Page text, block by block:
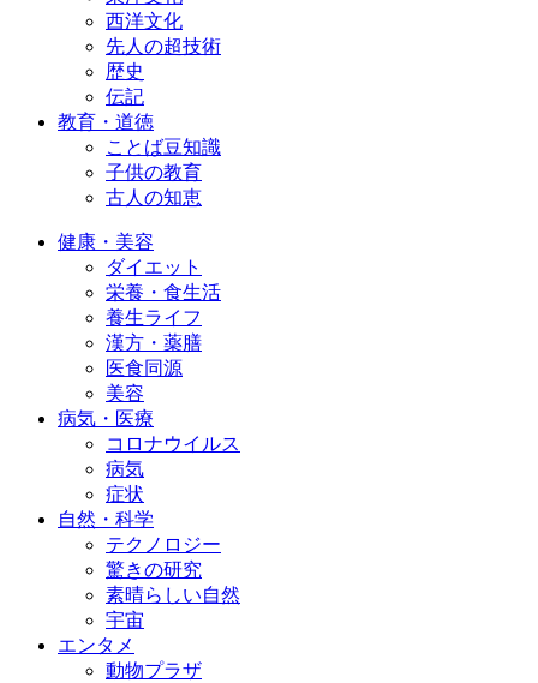
西洋文化
先人の超技術
歴史
伝記
教育・道徳
ことば豆知識
子供の教育
古人の知恵
健康・美容
ダイエット
栄養・食生活
養生ライフ
漢方・薬膳
医食同源
美容
病気・医療
コロナウイルス
病気
症状
自然・科学
テクノロジー
驚きの研究
素晴らしい自然
宇宙
エンタメ
動物プラザ